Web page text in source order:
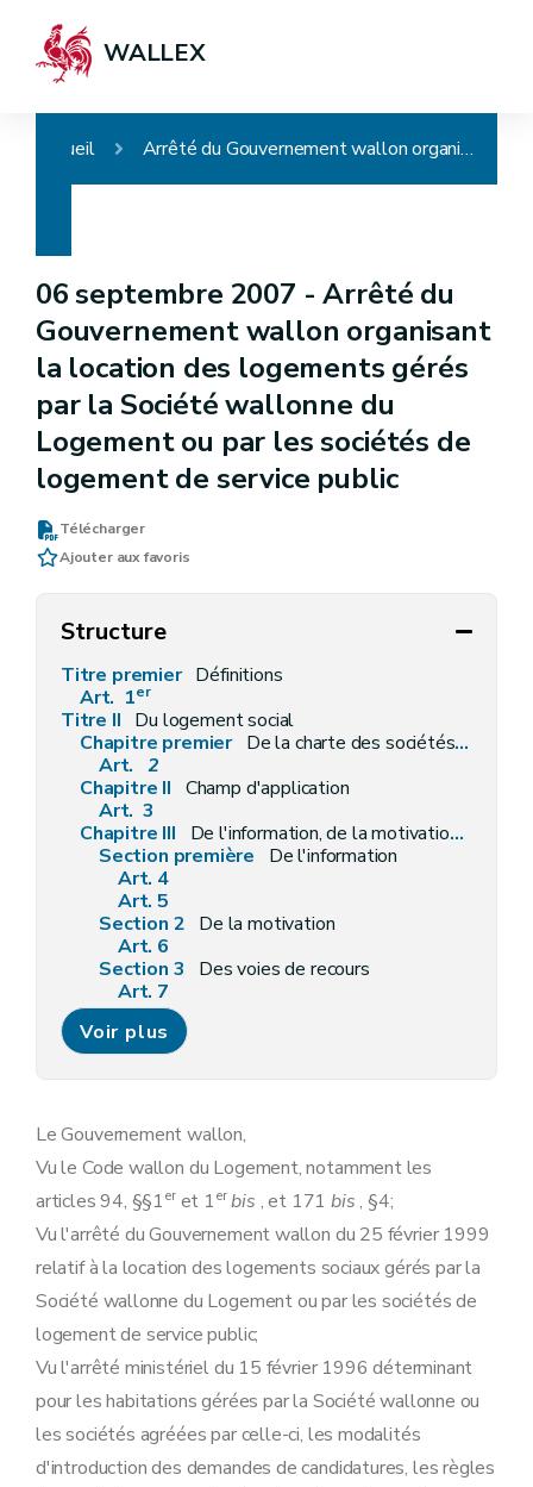
WALLEX
Accueil Arrêté du Gouvernement wallon organisant la location des logements gérés par la Société wallonne du Logement ou par les sociétés de logement de service public
06 septembre 2007 -Arrêté du
Gouvernement wallon organisant
la location des logements gérés
par la Société wallonne du
Logement ou par les sociétés de
logement de service public
Télécharger
Ajouter aux favoris
Structure
Titre premier Définitions
Art. 1er
Titre II Du logement social
Chapitre premier De la charte des sociétés et des locataires
Art. 2
Chapitre II Champ d'application
Art. 3
Chapitre III
De l'information, de la motivation et des voies de recours
Section première
De l'information
Art. 4
Art. 5
Section 2 De la motivation
Art. 6
Section 3
Des voies de recours
Art. 7
Art. 8
Art. 9
Art. 10
Section première
Art. 13
Art. 14
Art.
Art. 16
Section 2 Des priorités
Section 2bis
Des mutations
Art.17bis
Section 3
De l'attribution des logements
Art. 18
Art.19
Art. 20
Art.21
Art.22
Voir plus
Le Gouvernement wallon,
Vu le Code wallon du Logement, notamment les
articles 94, §§1eret 1er bis , et 171bis, §4;
Vu l'arrêté du Gouvernement wallon du 25 février 1999
relatif à la location des logements sociaux gérés par la
Société wallonne du Logement ou par les sociétés de
logement de service public;
Vu l'arrêté ministériel du 15 février 1996 déterminant
pour les habitations gérées par la Société wallonne ou
les sociétés agréées par celle-ci, les modalités
d'introduction des demandes de candidatures, les règles